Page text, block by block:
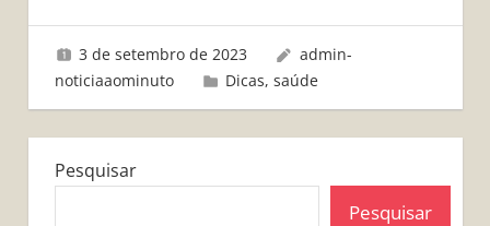
3 de setembro de 2023
admin-
noticiaaominuto
Dicas,saúde
Pesquisar
Pesquisar